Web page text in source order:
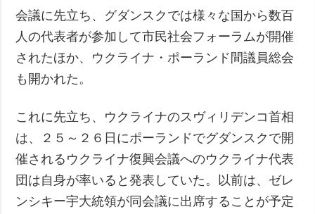
会議に先立ち、グダンスクでは様々な国から数百
人の代表者が参加して市民社会フォーラムが開催
されたほか、ウクライナ・ポーランド間議員総会
も開かれた。
これに先立ち、ウクライナのスヴィリデンコ首相
は、２５～２６日にポーランドでグダンスクで開
催されるウクライナ復興会議へのウクライナ代表
団は自身が率いると発表していた。以前は、ゼレ
ンシキー宇大統領が同会議に出席することが予定